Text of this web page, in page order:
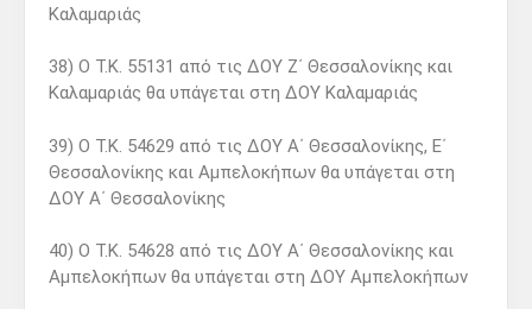
Καλαμαριάς
38) Ο Τ.Κ. 55131 από τις ΔΟΥ Ζ΄ Θεσσαλονίκης και
Καλαμαριάς θα υπάγεται στη ΔΟΥ Καλαμαριάς
39) Ο Τ.Κ. 54629 από τις ΔΟΥ Α΄ Θεσσαλονίκης, Ε΄
Θεσσαλονίκης και Αμπελοκήπων θα υπάγεται στη
ΔΟΥ Α΄ Θεσσαλονίκης
40) Ο Τ.Κ. 54628 από τις ΔΟΥ Α΄ Θεσσαλονίκης και
Αμπελοκήπων θα υπάγεται στη ΔΟΥ Αμπελοκήπων